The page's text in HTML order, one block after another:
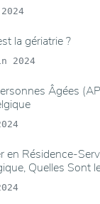
la gériatrie ?
2024
Âgées
en Résidence-
Quelles Sont